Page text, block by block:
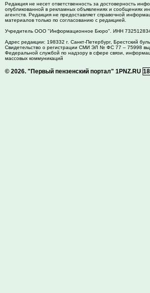
Редакция не несет ответственность за достоверность
опубликованной в рекламных объявлениях и сообщениях
агентств. Редакция не предоставляет справочной
материалов только по согласованию с редакцией.
Учредитель ООО "Информационное Бюро". ИНН
Адрес редакции: 198332 г. Санкт-Петербург, Брестский
Свидетельство о регистрации СМИ ЭЛ № ФС 77 – 75998
Федеральной службой по надзору в сфере связи,
массовых коммуникаций
© 2026. "Первый пензенский портал" 1PNZ.RU